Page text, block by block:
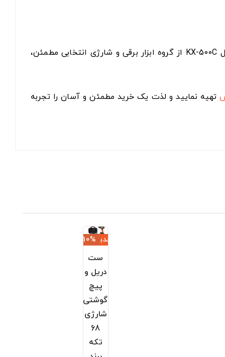
اگر به دنبال یک بالابر برقی مقاوم و کاربردی برای مصارف ساختمانی و کارگاهی هستید، بالابر برقی ۵۰۰ کیلویی Mahak مدل KX-500C از گروه ابزار برقی و شارژی انتخابی مطمئن،
تهیه نمایید و لذت یک خرید مطمئن و آسان را تجربه
جدید‎−10%
ست
دریل و
پیچ
گوشتی
شارژی
68
تکه